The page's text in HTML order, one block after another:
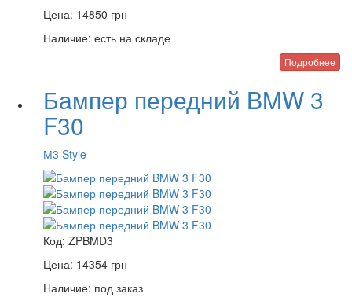
Цена: 14850 грн
Наличие: есть на складе
Подробнее
Бампер передний BMW 3
F30
М3 Style
Код: ZPBMD3
Цена: 14354 грн
Наличие: под заказ